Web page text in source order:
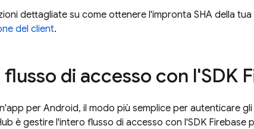
dettagliate su come ottenere l'impronta SHA della
del client.
di accesso con l'SDK
per Android, il modo più semplice per autenticare
è gestire l'intero flusso di accesso con l'SDK Firebase